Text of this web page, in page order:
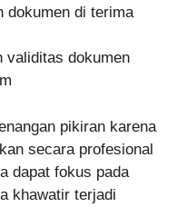
dokumen di terima
validitas dokumen
pikiran karena
secara profesional
dapat fokus pada
khawatir terjadi